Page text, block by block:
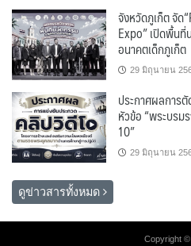
จังหวัดภูเก็ต จั
Expo” เปิดพื้น
อนาคตเด็กภูเก็ต
29 มิถุนายน
ประกาศผลการ
หัวข้อ “พระบรม
10”
29 มิถุนายน
ดูข่าวสารทั้งหมด
Copyright ©